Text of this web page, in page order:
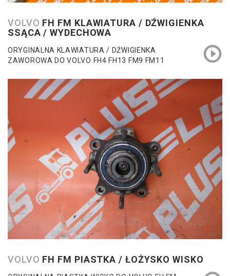
VOLVO FH FM KLAWIATURA / DŹWIGIENKA
SSĄCA / WYDECHOWA
ORYGINALNA KLAWIATURA / DŹWIGIENKA
ZAWOROWA DO VOLVO FH4 FH13 FM9 FM11
VOLVO FH FM PIASTKA / ŁOŻYSKO WISKO